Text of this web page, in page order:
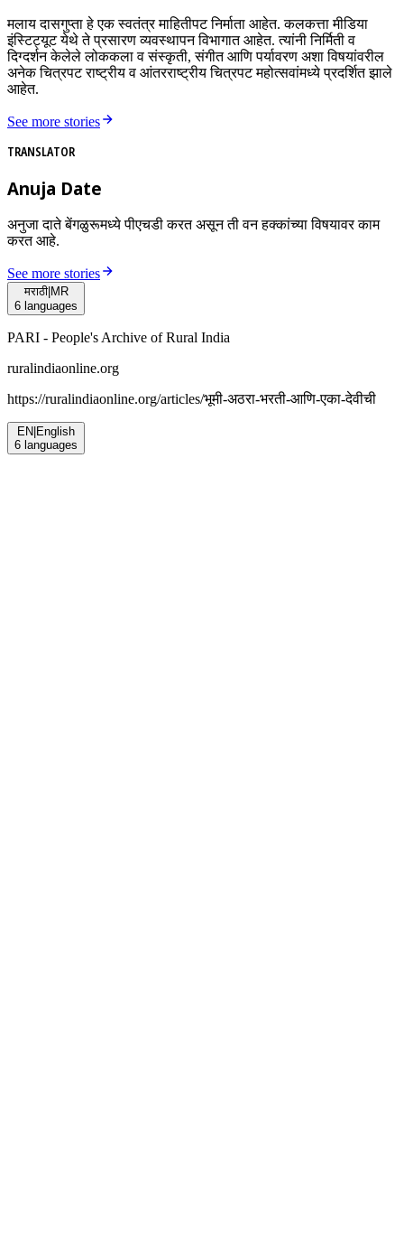
मलाय दासगुप्ता हे एक स्वतंत्र माहितीपट निर्माता आहेत. कलकत्ता मीडिया
इंस्टिट्यूट येथे ते प्रसारण व्यवस्थापन विभागात आहेत. त्यांनी निर्मिती व
दिग्दर्शन केलेले लोककला व संस्कृती, संगीत आणि पर्यावरण अशा विषयांवरील
अनेक चित्रपट राष्ट्रीय व आंतरराष्ट्रीय चित्रपट महोत्सवांमध्ये प्रदर्शित झाले
आहेत.
See more stories
TRANSLATOR
Anuja Date
अनुजा दाते बेंगळुरूमध्ये पीएचडी करत असून ती वन हक्कांच्या विषयावर काम
करत आहे.
See more stories
मराठी| MR
6 languages
PARI - People's Archive of Rural India
ruralindiaonline.org
https://ruralindiaonline.org/articles/भूमी-अठरा-भरती-आणि-एका-देवीची
EN English
6 languages